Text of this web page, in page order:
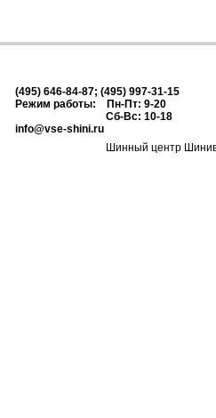
(495) 646-84-87; (495) 997-31-15
Режим работы: Пн-Пт: 9-20
Сб-Вс: 10-18
info@vse-shini.ru
Шинный центр